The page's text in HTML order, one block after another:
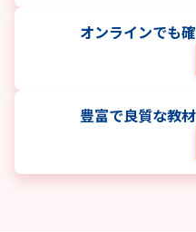
オンラインでも
豊富で良質な教